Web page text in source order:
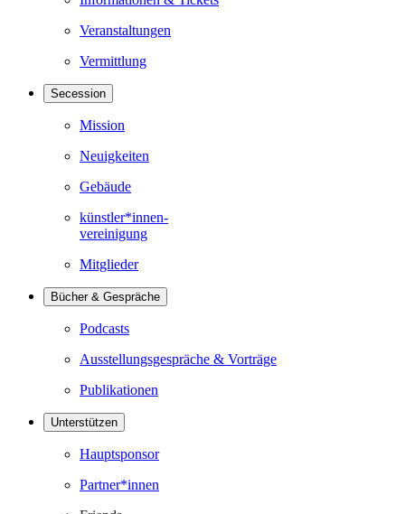
Veranstaltungen
Vermittlung
Secession
Mission
Neuigkeiten
Gebäude
künstler*innen-
vereinigung
Mitglieder
Bücher & Gespräche
Podcasts
Ausstellungsgespräche & Vorträge
Publikationen
Unterstützen
Hauptsponsor
Partner*innen